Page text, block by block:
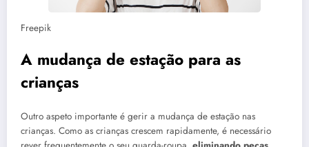
Freepik
A mudança de estação para as
crianças
Outro aspeto importante é gerir a mudança de estação nas
crianças. Como as crianças crescem rapidamente, é necessário